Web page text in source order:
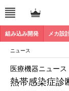
組み込み開発 メカ設
ニュース
熱帯感染症診
医療機器ニュース